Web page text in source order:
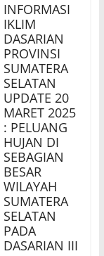
INFORMASI
IKLIM
DASARIAN
PROVINSI
SUMATERA
SELATAN
UPDATE 20
MARET 2025
: PELUANG
HUJAN DI
SEBAGIAN
BESAR
WILAYAH
SUMATERA
SELATAN
PADA
DASARIAN III